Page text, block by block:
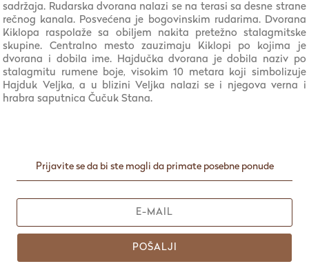
sadržaja. Rudarska dvorana nalazi se na terasi sa desne strane
rečnog kanala. Posvećena je bogovinskim rudarima. Dvorana
Kiklopa raspolaže sa obiljem nakita pretežno stalagmitske
skupine. Centralno mesto zauzimaju Kiklopi po kojima je
dvorana i dobila ime. Hajdučka dvorana je dobila naziv po
stalagmitu rumene boje, visokim 10 metara koji simbolizuje
Hajduk Veljka, a u blizini Veljka nalazi se i njegova verna i
hrabra saputnica Čučuk Stana.
Prijavite se da bi ste mogli da primate posebne ponude
POŠALJI